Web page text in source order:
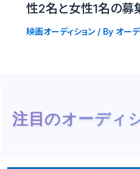
性2名と女性1名の募集
映画オーディション/ By オー
注目のオーディ